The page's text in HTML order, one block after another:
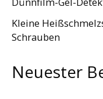
Kleine
Schrauben
Neuester